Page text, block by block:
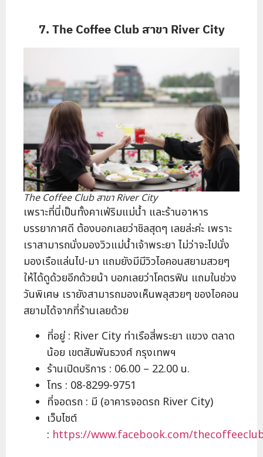
7. The Coffee Club สาขา River City
The Coffee Club สาขา River City
เพราะที่นี่เป็นทั้งคาเฟ่ริมแม่น้ำ และร้านอาหาร
บรรยากาศดี ต้องบอกเลยว่าชิลสุดๆ เลยล่ะค่ะ เพราะ
เราสามารถนั่งมองวิวแม่น้ำเจ้าพระยา ไม่ว่าจะไปนั่ง
มองเรือแล่นไป-มา แถมยังมีมีวิวไอคอนสยามสวยๆ
ให้ได้ดูด้วยอีกด้วยน้า บอกเลยว่าโคตรฟิน แถมในช่วง
วันพิเศษ เรายังสามารถมองเห็นพลุสวยๆ ของไอคอน
สยามได้จากที่ร้านเลยด้วย
ที่อยู่ : River City ท่าเรือสี่พระยา แขวง ตลาด
น้อย เขตสัมพันธวงศ์ กรุงเทพฯ
ร้านเปิดบริการ : 06.00 – 22.00 น.
โทร : 08-8299-9751
ที่จอดรถ : มี (อาคารจอดรถ River City)
เว็บไซต์
: https://www.facebook.com/